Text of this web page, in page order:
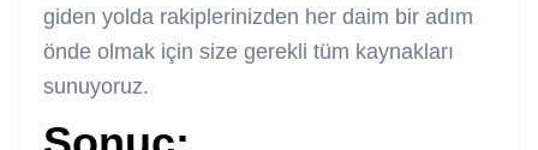
giden yolda rakiplerinizden her daim bir adım
önde olmak için size gerekli tüm kaynakları
sunuyoruz.